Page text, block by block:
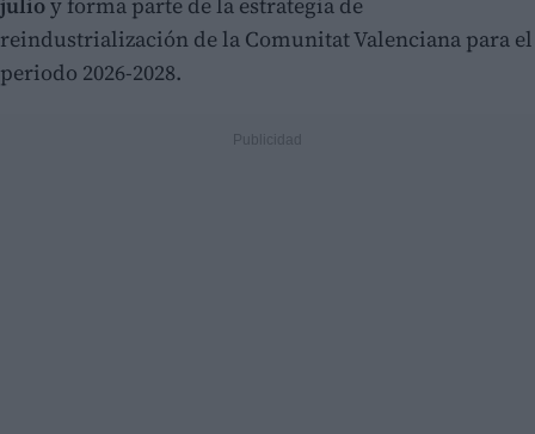
reindustrialización de la Comunitat Valenciana para el
periodo 2026-2028.